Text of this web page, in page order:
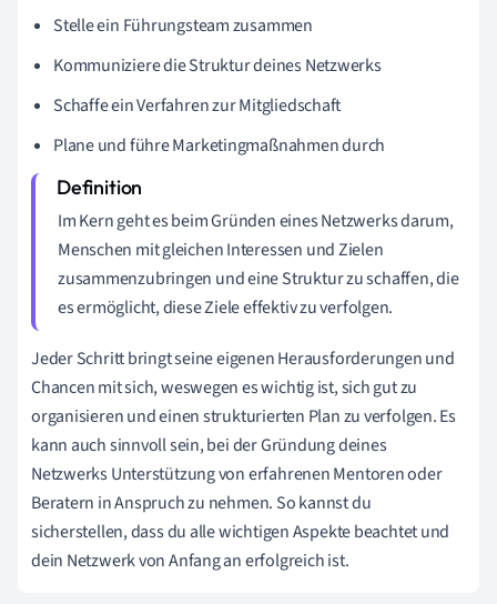
Stelle ein Führungsteam zusammen
Kommuniziere die Struktur deines Netzwerks
Schaffe ein Verfahren zur Mitgliedschaft
Plane und führe Marketingmaßnahmen durch
Im Kern geht es beim Gründen eines Netzwerks darum,
Menschen mit gleichen Interessen und Zielen
zusammenzubringen und eine Struktur zu schaffen, die
es ermöglicht, diese Ziele effektiv zu verfolgen.
Jeder Schritt bringt seine eigenen Herausforderungen und
Chancen mit sich, weswegen es wichtig ist, sich gut zu
organisieren und einen strukturierten Plan zu verfolgen. Es
kann auch sinnvoll sein, bei der Gründung deines
Netzwerks Unterstützung von erfahrenen Mentoren oder
Beratern in Anspruch zu nehmen. So kannst du
sicherstellen, dass du alle wichtigen Aspekte beachtet und
dein Netzwerk von Anfang an erfolgreich ist.